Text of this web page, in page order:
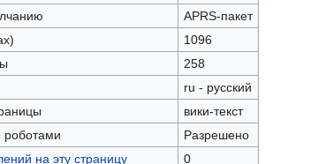
APRS-пакет
1096
258
ru - русский
вики-текст
роботами
Разрешено
на эту страницу
0